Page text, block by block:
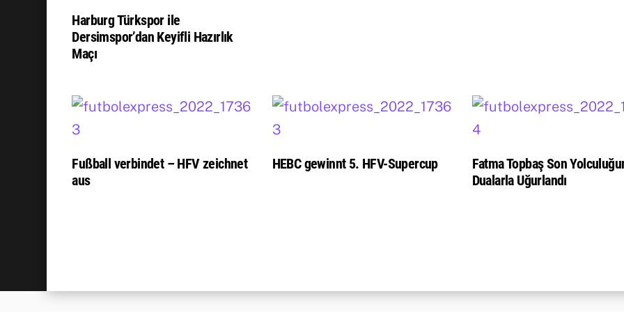
Harburg Türkspor ile
Dersimspor’dan Keyifli Hazırlık
Maçı
Fußball verbindet – HFV zeichnet
aus
HEBC gewinnt 5. HFV-Supercup
Fatma Topbaş Son
Dualarla Uğurlandı